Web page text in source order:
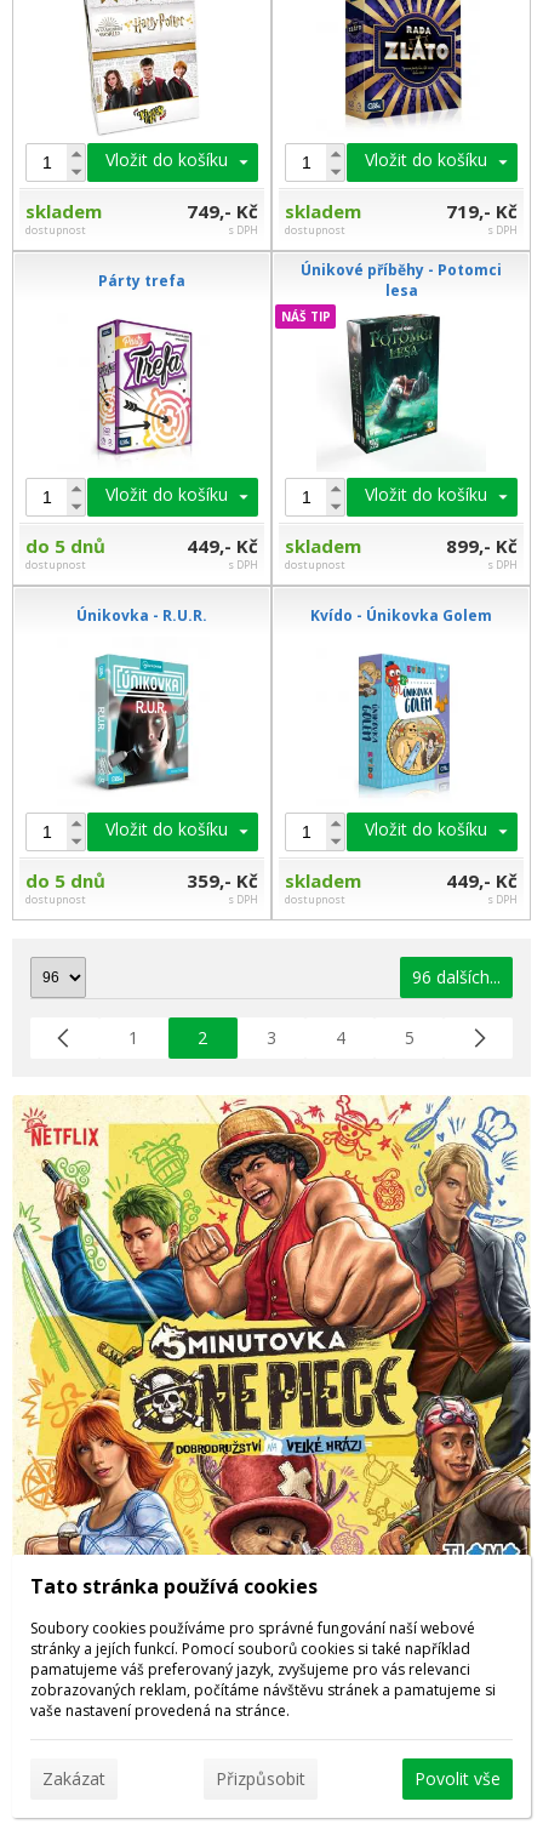
Bezpečné platby online
Vložit do košíku
skladem
dostupnost
749,- Kč
s DPH
Vložit do košíku
skladem
dostupnost
719,- Kč
s DPH
Párty trefa
Vložit do košíku
do 5 dnů
dostupnost
449,- Kč
s DPH
Únikové příběhy - Potomci
lesa
NÁŠ TIP
Vložit do košíku
skladem
dostupnost
899,- Kč
s DPH
Únikovka - R.U.R.
Vložit do košíku
do 5 dnů
dostupnost
359,- Kč
s DPH
Kvído - Únikovka Golem
Vložit do košíku
skladem
dostupnost
449,- Kč
s DPH
96 dalších...
1 2 3 4 5
Tato stránka používá cookies
Soubory cookies používáme pro správné fungování naší webové
stránky a jejích funkcí. Pomocí souborů cookies si také například
pamatujeme váš preferovaný jazyk, zvyšujeme pro vás relevanci
zobrazovaných reklam, počítáme návštěvu stránek a pamatujeme si
vaše nastavení provedená na stránce.
Zakázat Přizpůsobit Povolit vše